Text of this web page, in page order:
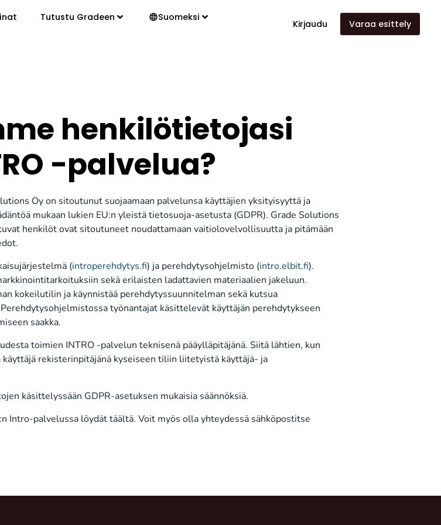
Tutustu Gradeen Suomeksi
Kirjaudu Varaa esittely
henkilötietojasi
-palvelua?
Oy on sitoutunut suojaamaan palvelunsa käyttäjien yksityisyyttä ja
mukaan lukien EU:n yleistä tietosuoja-asetusta (GDPR). Grade Solutions
henkilöt ovat sitoutuneet noudattamaan vaitiolovelvollisuutta ja pitämään
(introperehdytys.fi) ja perehdytysohjelmisto (intro.elbit.fi).
sekä erilaisten ladattavien materiaalien jakeluun.
kokeilutilin ja käynnistää perehdytyssuunnitelman sekä kutsua
työnantajat käsittelevät käyttäjän perehdytykseen
saakka.
toimien INTRO -palvelun teknisenä pääylläpitäjänä. Siitä lähtien, kun
rekisterinpitäjänä kyseiseen tiliin liitetyistä käyttäjä- ja
käsittelyssään GDPR-asetuksen mukaisia säännöksiä.
Intro-palvelussa löydät täältä. Voit myös olla yhteydessä sähköpostitse